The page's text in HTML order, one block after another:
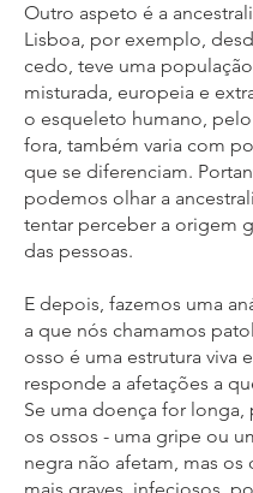
Outro aspeto é a
Lisboa, por exemplo,
cedo, teve uma
misturada, europeia e
o esqueleto humano,
fora, também varia com
que se diferenciam.
podemos olhar a
tentar perceber a origem
das pessoas.
E depois, fazemos uma
a que nós chamamos
osso é uma estrutura viva
responde a afetações a
Se uma doença for longa,
os ossos - uma gripe ou
negra não afetam, mas os